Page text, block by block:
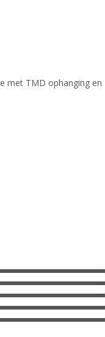
met TMD ophanging en